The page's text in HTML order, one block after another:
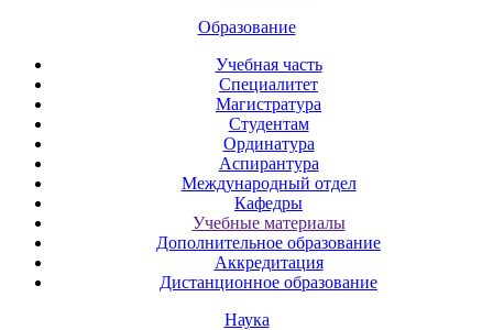
Образование
Учебная часть
Специалитет
Магистратура
Студентам
Ординатура
Аспирантура
Международный отдел
Кафедры
Учебные материалы
Дополнительное образование
Аккредитация
Дистанционное образование
Наука